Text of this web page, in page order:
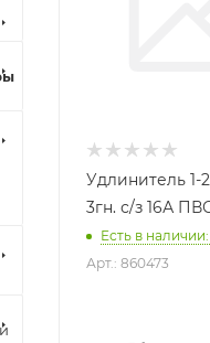
Удлинитель 1-
3гн. с/з 16А
Есть в наличии:
Арт.: 860473